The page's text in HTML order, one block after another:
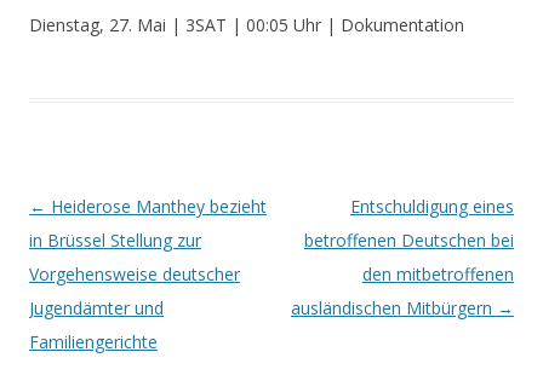
Dienstag, 27. Mai | 3SAT | 00:05 Uhr | Dokumentation
Beitrags-
Navigation
← Heiderose Manthey bezieht
in Brüssel Stellung zur
Vorgehensweise deutscher
Jugendämter und
Familiengerichte
Entschuldigung eines
betroffenen Deutschen bei
den mitbetroffenen
ausländischen Mitbürgern →